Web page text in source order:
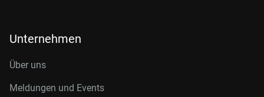
Unternehmen
Über uns
Meldungen und Events